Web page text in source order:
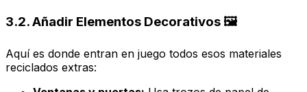
3.2. Añadir Elementos Decorativos 🖼️
Aquí es donde entran en juego todos esos materiales
reciclados extras: